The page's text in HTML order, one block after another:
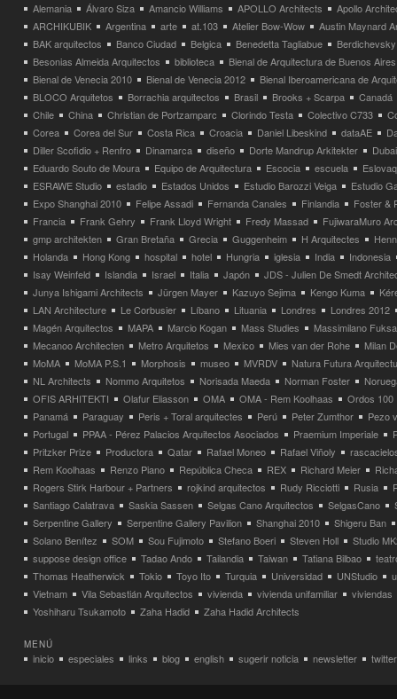
Alemania
Álvaro Siza Amancio Williams APOLLO Architects
Apollo
ARCHIKUBIK
Argentina arte at.103 Atelier Bow-Wow
Austin Maynard
BAK arquitectos
Banco Ciudad Belgica Benedetta Tagliabue
Besonias Almeida Arquitectos
biblioteca
Bienal de Arquitectura de Buenos Aires
Bienal de Venecia 2010
Bienal de Venecia 2012
Bienal Iberoamericana de
BLOCO Arquitetos
Borrachia arquitectos Brasil Brooks + Scarpa
Canadá
Chile
China Christian de Portzamparc Clorindo Testa Colectivo C733
Corea
Corea del Sur Costa Rica Croacia Daniel Libeskind dataAE
Diller Scofidio + Renfro
Dinamarca diseño Dorte Mandrup Arkitekter
Dubai
Eduardo Souto de Moura
Equipo de Arquitectura Escocia escuela
ESRAWE Studio
estadio Estados Unidos Estudio Barozzi Veiga
Estudio
Expo Shanghai 2010
Felipe Assadi Fernanda Canales Finlandia
Foster &
Francia
Frank Gehry Frank Lloyd Wright Fredy Massad
FujiwaraMuro
gmp architekten
Gran Bretaña Grecia Guggenheim H Arquitectes
Holanda
Hong Kong hospital hotel Hungria iglesia India
Indonesia
Isay Weinfeld
Islandia Israel Italia Japón
JDS - Julien De Smedt
Junya Ishigami Architects
Jürgen Mayer Kazuyo Sejima Kengo Kuma
LAN Architecture
Le Corbusier Líbano Lituania Londres
Londres 2012
Magén Arquitectos
MAPA Marcio Kogan Mass Studies
Massimilano
Mecanoo Architecten
Metro Arquitetos Mexico Mies van der Rohe
Milan
MoMA
MoMA P.S.1 Morphosis museo MVRDV
Natura Futura
NL Architects
Nommo Arquitetos Norisada Maeda Norman Foster
OFIS ARHITEKTI
Olafur Eliasson OMA OMA - Rem Koolhaas
Ordos 100
Panamá
Paraguay Peris + Toral arquitectes Perú Peter Zumthor
Pezo
Portugal
PPAA - Pérez Palacios Arquitectos Asociados Praemium Imperiale
Pritzker Prize
Productora Qatar Rafael Moneo Rafael Viñoly
Rem Koolhaas
Renzo Piano República Checa REX Richard Meier
Rogers Stirk Harbour + Partners
rojkind arquitectos Rudy Ricciotti Rusia
Santiago Calatrava
Saskia Sassen Selgas Cano Arquitectos SelgasCano
Serpentine Gallery
Serpentine Gallery Pavilion Shanghai 2010
Shigeru Ban
Solano Benítez
SOM Sou Fujimoto Stefano Boeri Steven Holl
Studio
suppose design office
Tadao Ando Tailandia Taiwan Tatiana Bilbao
Thomas Heatherwick
Tokio Toyo Ito Turquia Universidad UNStudio
Vietnam
Vila Sebastián Arquitectos vivienda vivienda unifamiliar
viviendas
Yoshiharu Tsukamoto
Zaha Hadid Zaha Hadid Architects
MENÚ
inicio especiales links blog english sugerir noticia newsletter twitter